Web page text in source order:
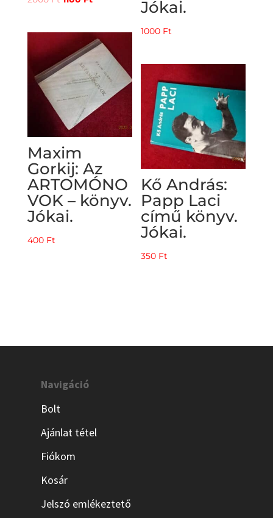
was:
2000 Ft.
is:
1100 Ft.
Jókai.
1000 Ft
Maxim
Gorkij: Az
ARTOMÓNO
VOK – könyv.
Jókai.
400 Ft
Kő András:
Papp Laci
című könyv.
Jókai.
350 Ft
Navigáció
Bolt
Ajánlat tétel
Fiókom
Kosár
Jelszó emlékeztető